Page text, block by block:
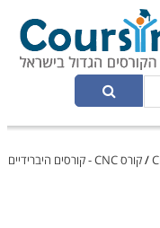
/קורס CNC - קורסים היברידיים